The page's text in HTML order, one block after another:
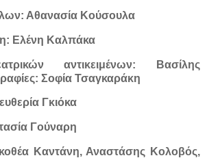
Αθανασία Κούσουλα
Ελένη Καλπάκα
αντικειμένων: Βασίλης
Σοφία Τσαγκαράκη
Γκιόκα
Γούναρη
Καντάνη, Αναστάσης Κολοβός,